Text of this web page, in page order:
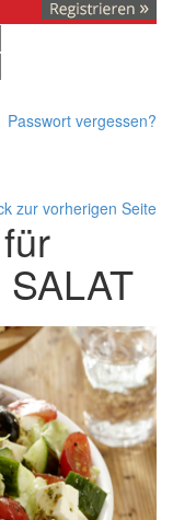
Passwort vergessen?
zur vorherigen Seite